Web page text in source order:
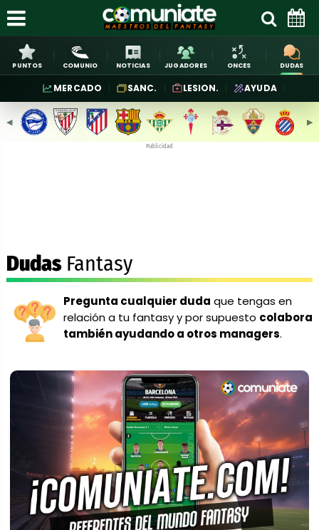
PUNTOS COMUNIO NOTICIAS JUGADORES ONCES DUDAS
MERCADO SANC. LESION. AYUDA
◀︎ ▶︎
Publicidad
DudasFantasy
Pregunta cualquier duda que tengas en
relación a tu fantasy y por supuesto colabora
también ayudando a otros managers.